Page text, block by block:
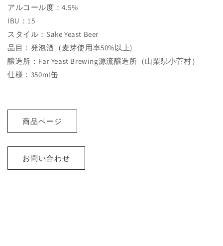
アルコール度：4.5%
IBU：15
スタイル：Sake Yeast Beer
品目：発泡酒（麦芽使用率50%以上)
醸造所：Far Yeast Brewing源流醸造所（山梨県小菅村）
仕様：350ml缶
商品ページ
お問い合わせ